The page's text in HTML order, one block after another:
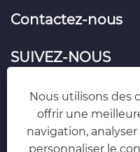
Contactez-nous
SUIVEZ-NOUS
Nous utilisons des
offrir une
navigation,
personnaliser le